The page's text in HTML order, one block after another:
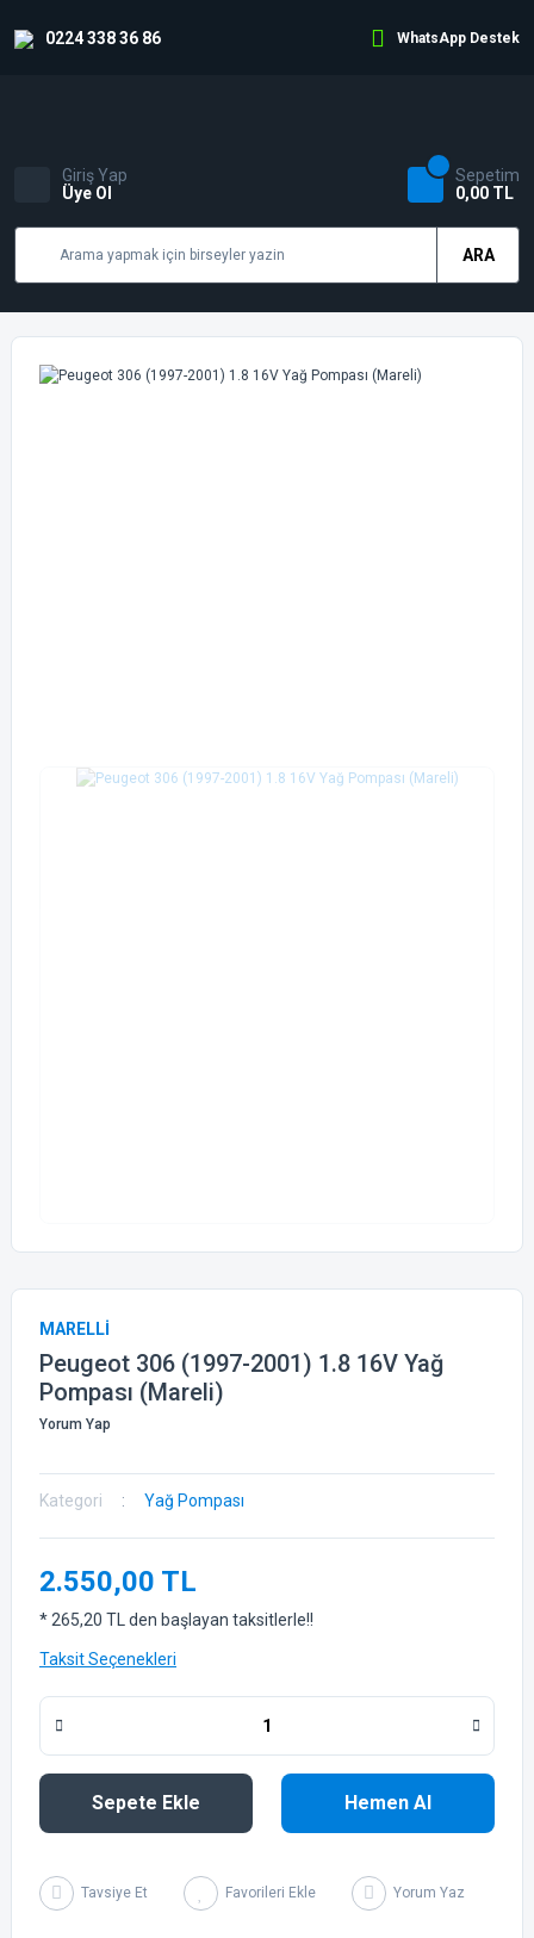
0224 338 36 86 WhatsApp Destek
ARA
Giriş Yap
Üye Ol
Sepetim
0,00 TL
MARELLİ
Peugeot 306 (1997-2001) 1.8 16V Yağ
Pompası (Mareli)
Yorum Yap
Kategori Yağ Pompası
2.550,00 TL
* 265,20 TL den başlayan taksitlerle!!
Taksit Seçenekleri
Sepete Ekle Hemen Al
Tavsiye Et Yorum Yaz